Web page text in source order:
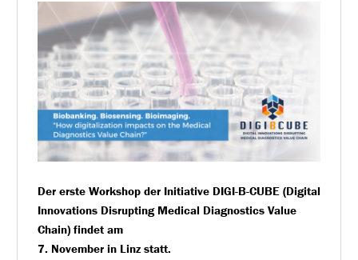
Der erste Workshop der Initiative DIGI-B-CUBE (Digital
Innovations Disrupting Medical Diagnostics Value
Chain) findet am
7. November in Linz statt.